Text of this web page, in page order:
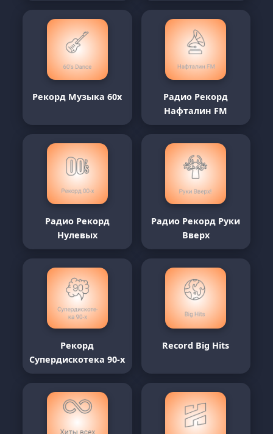
Рекорд Музыка 60х
Радио Рекорд
Нафталин FM
Радио Рекорд
Нулевых
Радио Рекорд Руки
Вверх
Рекорд
Супердискотека 90-х
Record Big Hits